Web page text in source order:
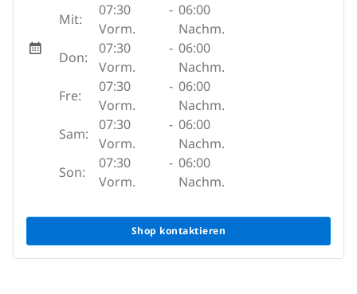
Mit:
07:30
Vorm.
- 06:00
Nachm.
Don:
07:30
Vorm.
- 06:00
Nachm.
Fre:
07:30
Vorm.
- 06:00
Nachm.
Sam:
07:30
Vorm.
- 06:00
Nachm.
Son:
07:30
Vorm.
- 06:00
Nachm.
Shop kontaktieren